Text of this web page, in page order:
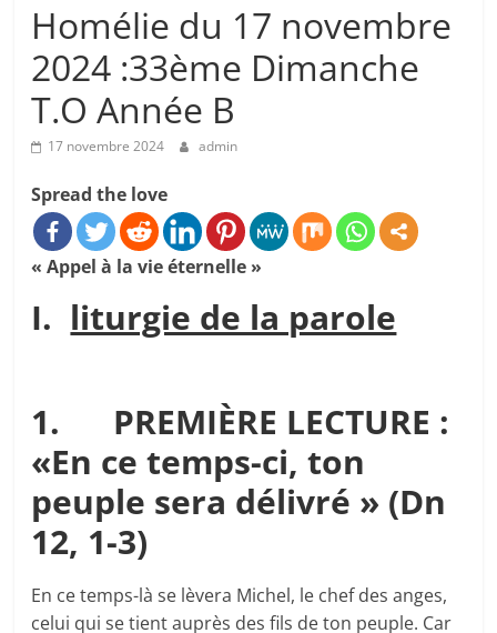
Homélie du 17 novembre
2024 :33ème Dimanche
T.O Année B
17 novembre 2024 admin
Spread the love
«Appel à la vie éternelle »
I. liturgie de la parole
1. PREMIÈRE LECTURE :
«En ce temps-ci, ton
peuple sera délivré » (Dn
12, 1-3)
En ce temps-là se lèvera Michel, le chef des anges,
celui qui se tient auprès des fils de ton peuple. Car